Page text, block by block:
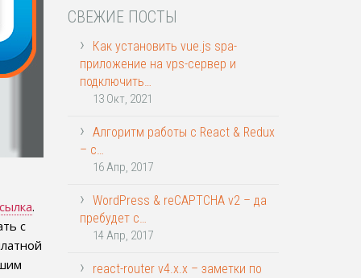
.
с
СВЕЖИЕ ПОСТЫ
›
Как установить vue.js spa-
приложение на vps-сервер и
подключить…
13 Окт, 2021
› Алгоритм работы с React & Redux
– с…
16 Апр, 2017
› WordPress & reCAPTCHA v2 – да
пребудет с…
14 Апр, 2017
› react-router v4.x.x – заметки по